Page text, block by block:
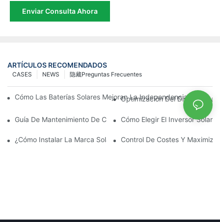
Enviar Consulta Ahora
ARTÍCULOS RECOMENDADOS
隐藏Preguntas Frecuentes
NEWS
CASES
Cómo Las Baterías Solares Mejoran La Independencia
Optimización Del Diseño Y La
Guía De Mantenimiento De Ciclo Completo: Cómo Prolongar
Cómo Elegir El Inversor Solar
¿Cómo Instalar La Marca Solar De Mayor Valor: LONGi Solar
Control De Costes Y